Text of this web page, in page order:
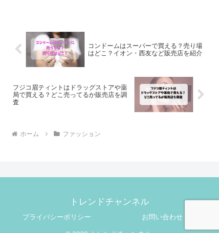
コンドームはスーパーで買える？売り場
はどこ？イオン・西友など販売店を紹介
フジコ眉ティントはドラッグストアや薬
局で買える？どこ売ってるか販売店を調
査
ホーム ファッション
トレンドチャンネル
プライバシーポリシー お問い合わせ